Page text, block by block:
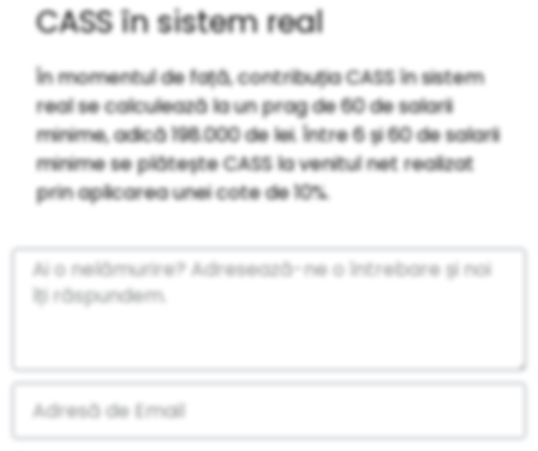
CASS în sistem real
În momentul de față, contribuția CASS în sistem
real se calculează la un prag de 60 de salarii
minime, adică 198.000 de lei. Între 6 și 60 de salarii
minime se plătește CASS la venitul net realizat
prin aplicarea unei cote de 10%.